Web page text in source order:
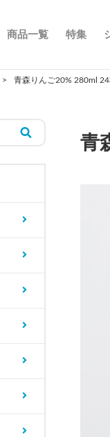
商品一覧 特集
青森りんご20% 280ml
青